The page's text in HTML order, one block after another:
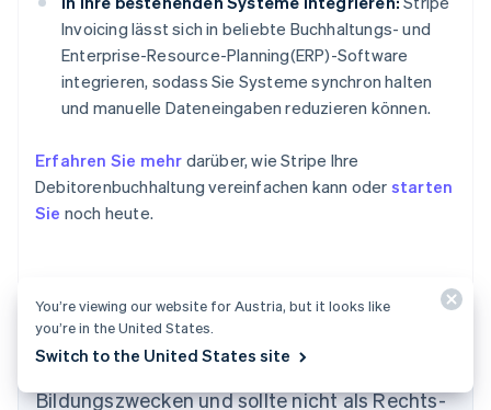
Invoicing lässt sich in beliebte Buchhaltungs- und
Enterprise-Resource-Planning(ERP)-Software
integrieren, sodass Sie Systeme synchron halten
und manuelle Dateneingaben reduzieren können.
Erfahren Sie mehr darüber, wie Stripe Ihre
Debitorenbuchhaltung vereinfachen kann oder starten
Sie noch heute.
Der Inhalt dieses Artikels dient nur zu
allgemeinen Informations- und
Bildungszwecken und sollte nicht als Rechts-
Australien
Belgien
You’re viewing our website for Austria, but it looks like
you’re in the United States.
Switch to the United States site